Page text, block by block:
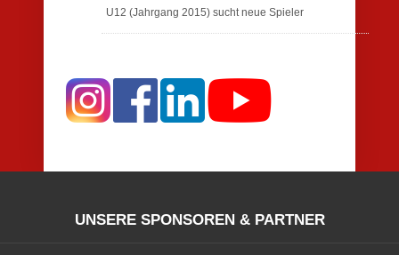
U12 (Jahrgang 2015) sucht neue Spieler
UNSERE SPONSOREN & PARTNER